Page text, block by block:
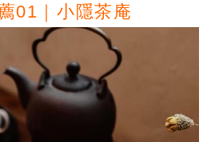
01｜小隱茶庵